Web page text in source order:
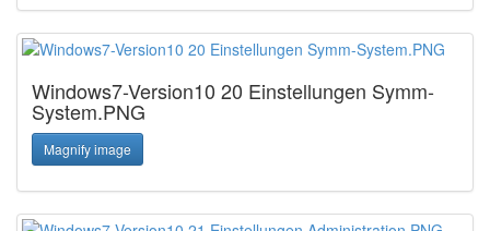
Windows7-Version10 20 Einstellungen Symm-
System.PNG
Magnify image